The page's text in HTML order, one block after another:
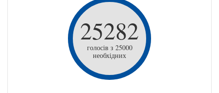
25282
голосів з 25000
необхідних